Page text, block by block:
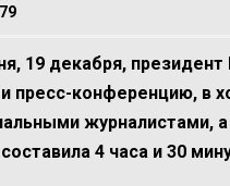
19 декабря,
пресс-конференцию, в
журналистами,
4 часа и 30